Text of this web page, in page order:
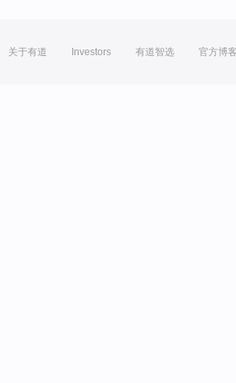
关于有道 Investors 有道智选 官方博客